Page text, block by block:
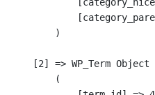
        )
    [2] => WP_Term Object
        (